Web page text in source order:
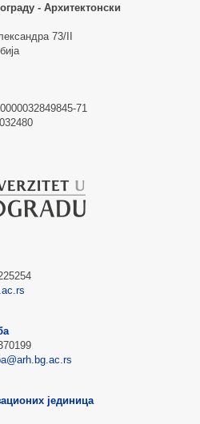
- Архитектонски
73/II
71
јединица